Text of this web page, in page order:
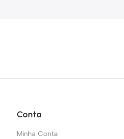
Conta
Minha Conta